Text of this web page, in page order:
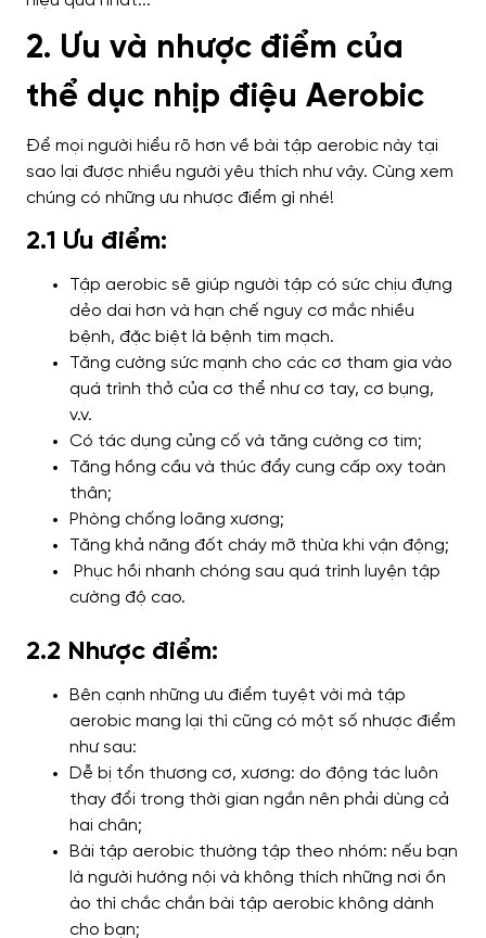
2. Ưu và nhược điểm của
thể dục nhịp điệu Aerobic
Để mọi người hiểu rõ hơn về bài tập aerobic này tại
sao lại được nhiều người yêu thích như vậy. Cùng xem
chúng có những ưu nhược điểm gì nhé!
2.1 Ưu điểm:
Tập aerobic sẽ giúp người tập có sức chịu đựng
dẻo dai hơn và hạn chế nguy cơ mắc nhiều
bệnh, đặc biệt là bệnh tim mạch.
Tăng cường sức mạnh cho các cơ tham gia vào
quá trình thở của cơ thể như cơ tay, cơ bụng,
v.v.
Có tác dụng củng cố và tăng cường cơ tim;
Tăng hồng cầu và thúc đẩy cung cấp oxy toàn
thân;
Phòng chống loãng xương;
Tăng khả năng đốt cháy mỡ thừa khi vận động;
Phục hồi nhanh chóng sau quá trình luyện tập
cường độ cao.
2.2 Nhược điểm:
Bên cạnh những ưu điểm tuyệt vời mà tập
aerobic mang lại thì cũng có một số nhược điểm
như sau:
Dễ bị tổn thương cơ, xương: do động tác luôn
thay đổi trong thời gian ngắn nên phải dùng cả
hai chân;
Bài tập aerobic thường tập theo nhóm: nếu bạn
là người hướng nội và không thích những nơi ồn
ào thì chắc chắn bài tập aerobic không dành
cho bạn;